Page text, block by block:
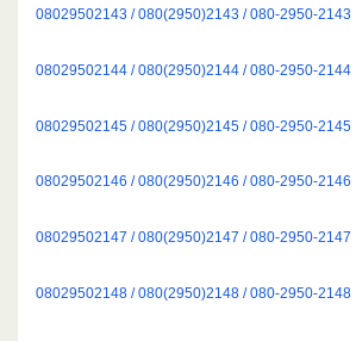
08029502143 / 080(2950)2143 / 080-2950-2143
08029502144 / 080(2950)2144 / 080-2950-2144
08029502145 / 080(2950)2145 / 080-2950-2145
08029502146 / 080(2950)2146 / 080-2950-2146
08029502147 / 080(2950)2147 / 080-2950-2147
08029502148 / 080(2950)2148 / 080-2950-2148